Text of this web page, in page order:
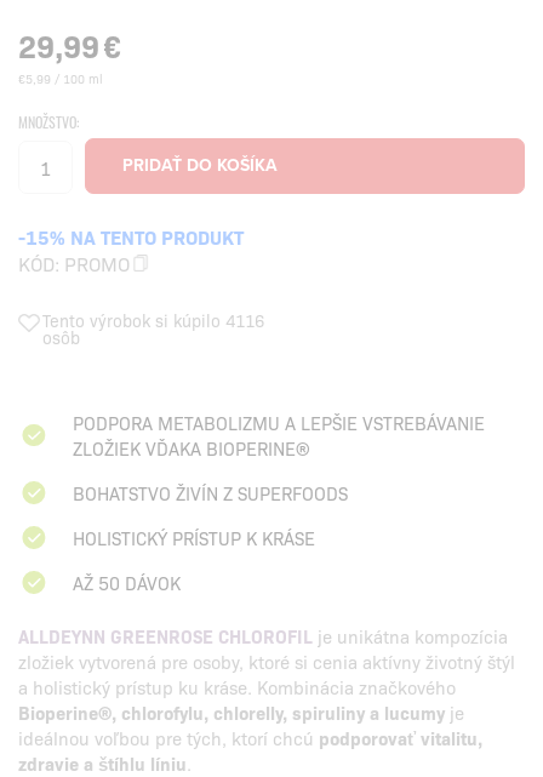
29,99€
€5,99 / 100 ml
MNOŽSTVO:
-15% NA TENTO PRODUKT
KÓD: PROMO
Tento výrobok si kúpilo 4116
osôb
PODPORA METABOLIZMU A LEPŠIE VSTREBÁVANIE
ZLOŽIEK VĎAKA BIOPERINE®
BOHATSTVO ŽIVÍN Z SUPERFOODS
HOLISTICKÝ PRÍSTUP K KRÁSE
AŽ 50 DÁVOK
ALLDEYNN GREENROSE CHLOROFIL je unikátna kompozícia
zložiek vytvorená pre osoby, ktoré si cenia aktívny životný štýl
a holistický prístup ku kráse. Kombinácia značkového
Bioperine®, chlorofylu, chlorelly, spiruliny a lucumy je
ideálnou voľbou pre tých, ktorí chcú podporovať vitalitu,
zdravie a štíhlu líniu